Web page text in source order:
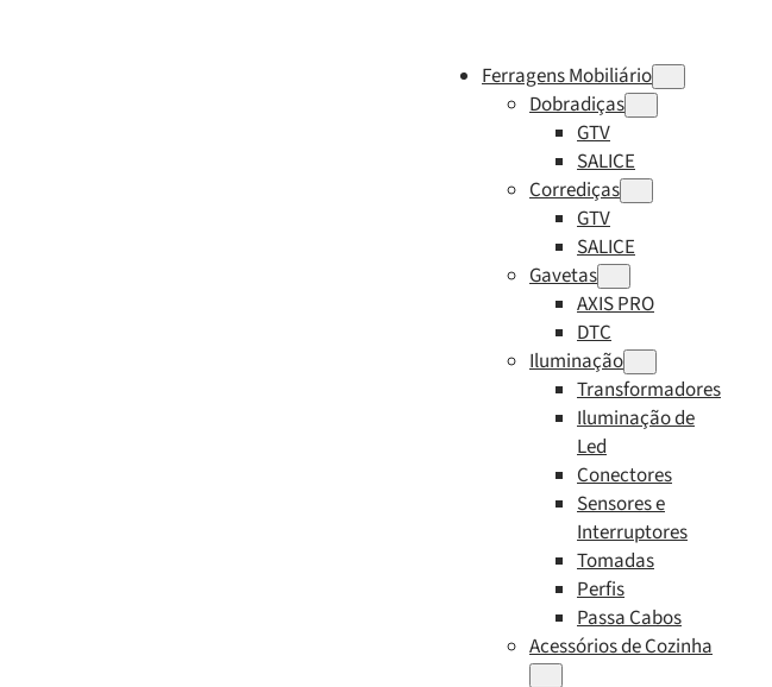
Ferragens Mobiliário
Dobradiças
GTV
SALICE
Corrediças
GTV
SALICE
Gavetas
AXIS PRO
DTC
Iluminação
Transformadores
Iluminação de
Led
Conectores
Sensores e
Interruptores
Tomadas
Perfis
Passa Cabos
Acessórios de Cozinha